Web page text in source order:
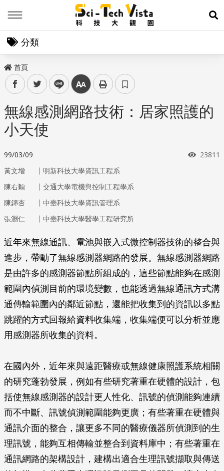
展
分類
首頁
facebooktwitter line 中
無線感測網路技術：居家照護的
小天使
99/03/09 瀏覽次
23811
黃文增 ｜ 明新科技大學資訊工程系
陳右穎
｜ 交通大學電機與控制工程學系
陳錦杏
｜ 中臺科技大學資訊管理系
張淵仁
｜ 中臺科技大學醫學工程研究所
近年來無線通訊、電池與嵌入式微控制器技術的整合與
進步，帶動了無線感測器網路的發展。無線感測器網路
是由許多的感測器節點所組成的，這些節點能夠在感測
範圍內偵測目前的環境變數，也能透過無線通訊方式溝
通傳輸範圍內的鄰近節點，還能把收集到的資訊以多點
跳躍的方式回報給資料收集端，收集端便可以分析並應
用感測器所收集的資料。
在國內外，近年來與遠距醫療或無線健康照護系統相關
的研究蓬勃發展，例如有些研究著重在硬體的設計，包
括使無線感測器的設計更人性化、訊號的偵測能夠連續
而不中斷、訊號偵測範圍能夠更廣；有些著重在硬體與
通訊介面的整合，讓更多不同的醫療儀器所偵測到的生
理訊號，能夠互相傳輸並整合到資料庫中；有些著重在
通訊網路的架構設計，建構出適合生理訊號擷取與傳送